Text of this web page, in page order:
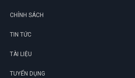
CHÍNH SÁCH
TIN TỨC
TÀI LIỆU
TUYỂN DỤNG